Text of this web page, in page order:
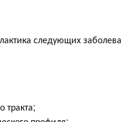
следующих
тракта;